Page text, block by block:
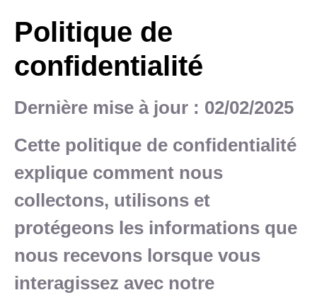
Politique de
confidentialité
Dernière mise à jour : 02/02/2025
Cette politique de confidentialité
explique comment nous
collectons, utilisons et
protégeons les informations que
nous recevons lorsque vous
interagissez avec notre